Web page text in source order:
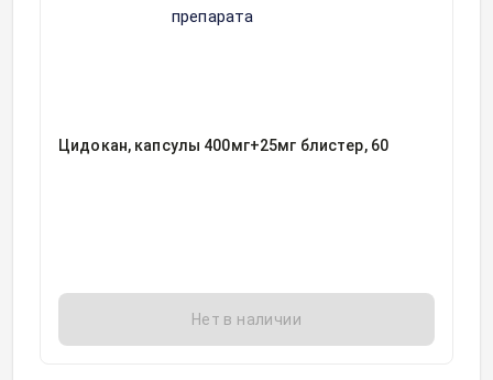
Цидокан, капсулы 400мг+25мг блистер, 60
Нет в наличии